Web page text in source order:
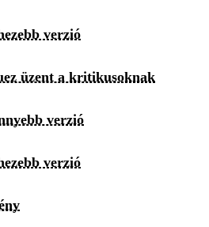
verzió
üzent a kritikusoknak
verzió
verzió